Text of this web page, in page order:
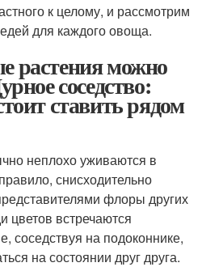
к целому, и рассмотрим
для каждого овоща.
растения можно
соседство:
ставить рядом
неплохо уживаются в
снисходительно
флоры других
цветов встречаются
соседствуя на подоконнике,
на состоянии друг друга.